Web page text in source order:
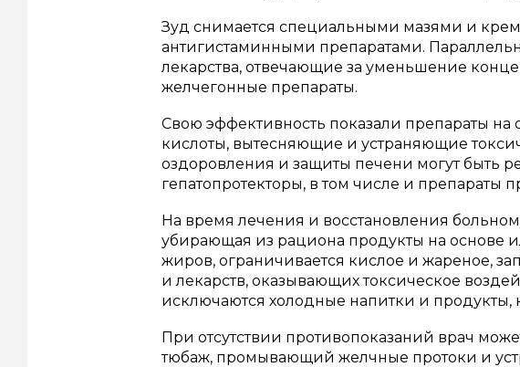
Зуд снимается специальными мазями и
антигистаминными препаратами.
лекарства, отвечающие за уменьшение
желчегонные препараты.
Свою эффективность показали препараты на
кислоты, вытесняющие и устраняющие
оздоровления и защиты печени могут быть
гепатопротекторы, в том числе и препараты
На время лечения и восстановления
убирающая из рациона продукты на основе
жиров, ограничивается кислое и жареное,
и лекарств, оказывающих токсическое
исключаются холодные напитки и продукты,
При отсутствии противопоказаний врач
тюбаж, промывающий желчные протоки и